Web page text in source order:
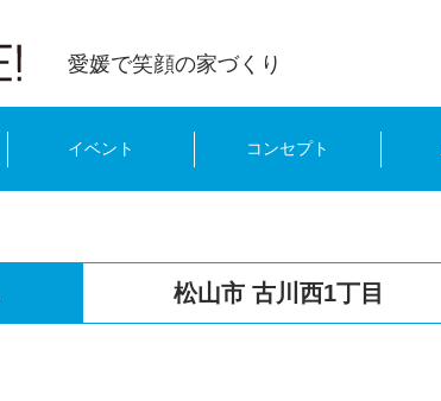
愛媛で笑顔の家づくり
イベント コンセプト
松山市 古川西1丁目